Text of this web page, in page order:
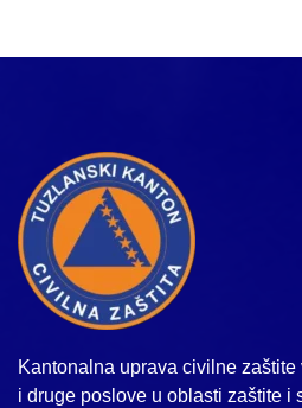
Kantonalna uprava civilne
i druge poslove u oblasti zaštite i